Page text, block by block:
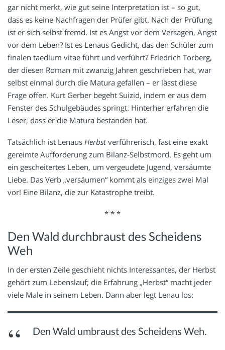
gar nicht merkt, wie gut seine Interpretation ist – so gut,
dass es keine Nachfragen der Prüfer gibt. Nach der Prüfung
ist er sich selbst fremd. Ist es Angst vor dem Versagen, Angst
vor dem Leben? Ist es Lenaus Gedicht, das den Schüler zum
finalen taedium vitae führt und verführt? Friedrich Torberg,
der diesen Roman mit zwanzig Jahren geschrieben hat, war
selbst einmal durch die Matura gefallen – er lässt diese
Frage offen. Kurt Gerber begeht Suizid, indem er aus dem
Fenster des Schulgebäudes springt. Hinterher erfahren die
Leser, dass er die Matura bestanden hat.
Tatsächlich ist Lenaus Herbstverführerisch, fast eine exakt
gereimte Aufforderung zum Bilanz-Selbstmord. Es geht um
ein gescheitertes Leben, um vergeudete Jugend, versäumte
Liebe. Das Verb „versäumen“ kommt als einziges zwei Mal
vor! Eine Bilanz, die zur Katastrophe treibt.
* * *
Den Wald durchbraust des Scheidens
Weh
In der ersten Zeile geschieht nichts Interessantes, der Herbst
gehört zum Lebenslauf; die Erfahrung „Herbst“ macht jeder
viele Male in seinem Leben. Dann aber legt Lenau los:
Den Wald umbraust des Scheidens Weh.